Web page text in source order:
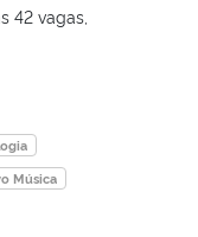
42 vagas,
Música